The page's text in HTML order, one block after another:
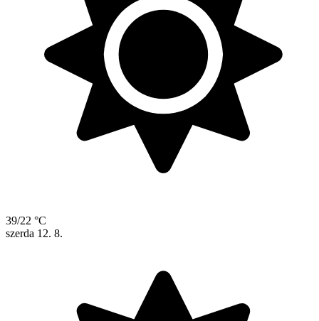
39/22 °C
szerda 12. 8.